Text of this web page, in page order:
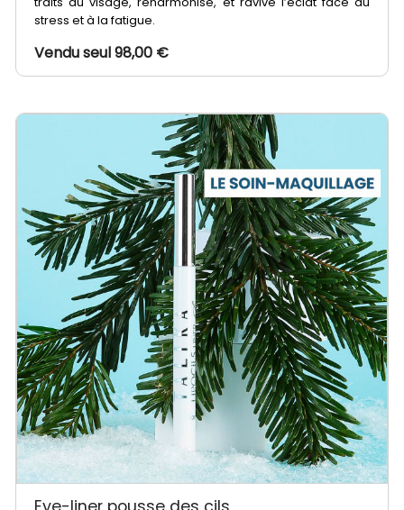
stress et à la fatigue.
Vendu seul 98,00 €